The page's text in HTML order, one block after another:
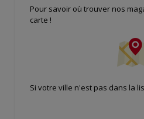
Pour savoir où trouver nos
carte !
Si votre ville n'est pas dans la